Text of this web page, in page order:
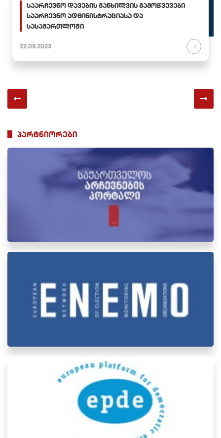
საარჩევნო დავების განხილვის გამოწვევები
საარჩევნო ადმინისტრაციასა და
სასამართლოში
22.09.2023
პარტნიორები